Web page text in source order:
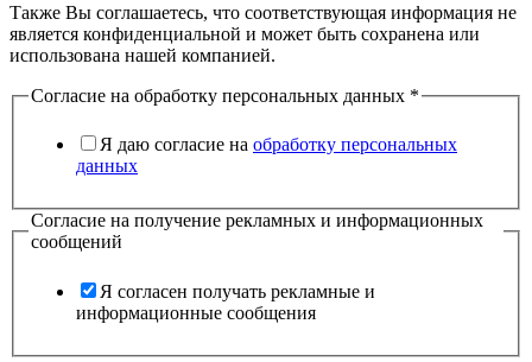
Также Вы соглашаетесь, что соответствующая информация не
является конфиденциальной и может быть сохранена или
использована нашей компанией.
Согласие на обработку персональных данных *
Я даю согласие на обработку персональных
данных
Согласие на получение рекламных и информационных
сообщений
Я согласен получать рекламные и
информационные сообщения